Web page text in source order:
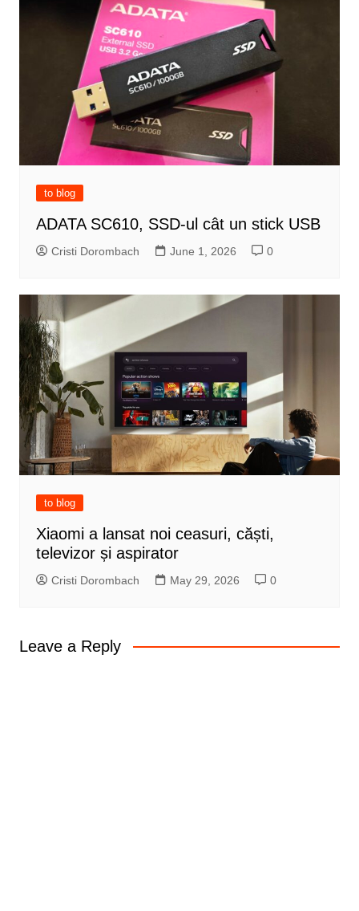
to blog
ADATA SC610, SSD-ul cât un stick USB
Cristi Dorombach June 1, 2026 0
to blog
Xiaomi a lansat noi ceasuri, căști,
televizor și aspirator
Cristi Dorombach May 29, 2026 0
Leave a Reply